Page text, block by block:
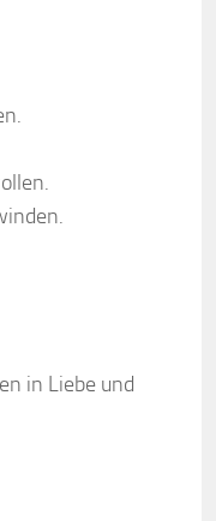
in Liebe und